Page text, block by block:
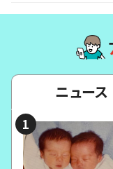
ニュース